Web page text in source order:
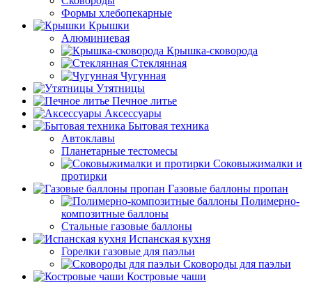
Формы хлебопекарные
Крышки
Алюминиевая
Крышка-сковорода
Стеклянная
Чугунная
Утятницы
Печное литье
Аксессуары
Бытовая техника
Автоклавы
Планетарные тестомесы
Соковыжималки и
протирки
Газовые баллоны пропан
Полимерно-
композитные баллоны
Стальные газовые баллоны
Испанская кухня
Горелки газовые для паэльи
Сковороды для паэльи
Костровые чаши